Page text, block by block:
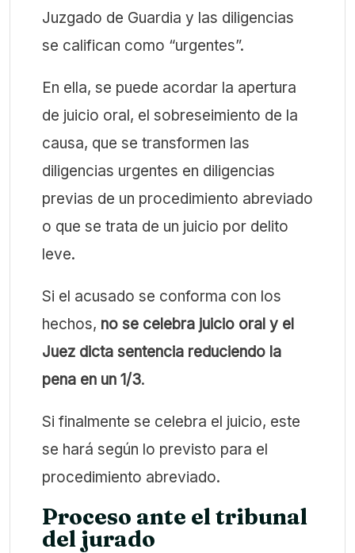
Juzgado de Guardia y las diligencias
se califican como “urgentes”.
En ella, se puede acordar la apertura
de juicio oral, el sobreseimiento de la
causa, que se transformen las
diligencias urgentes en diligencias
previas de un procedimiento abreviado
o que se trata de un juicio por delito
leve.
Si el acusado se conforma con los
hechos, no se celebra juicio oral y el
Juez dicta sentencia reduciendo la
pena en un 1/3.
Si finalmente se celebra el juicio, este
se hará según lo previsto para el
procedimiento abreviado.
Proceso ante el tribunal
del jurado